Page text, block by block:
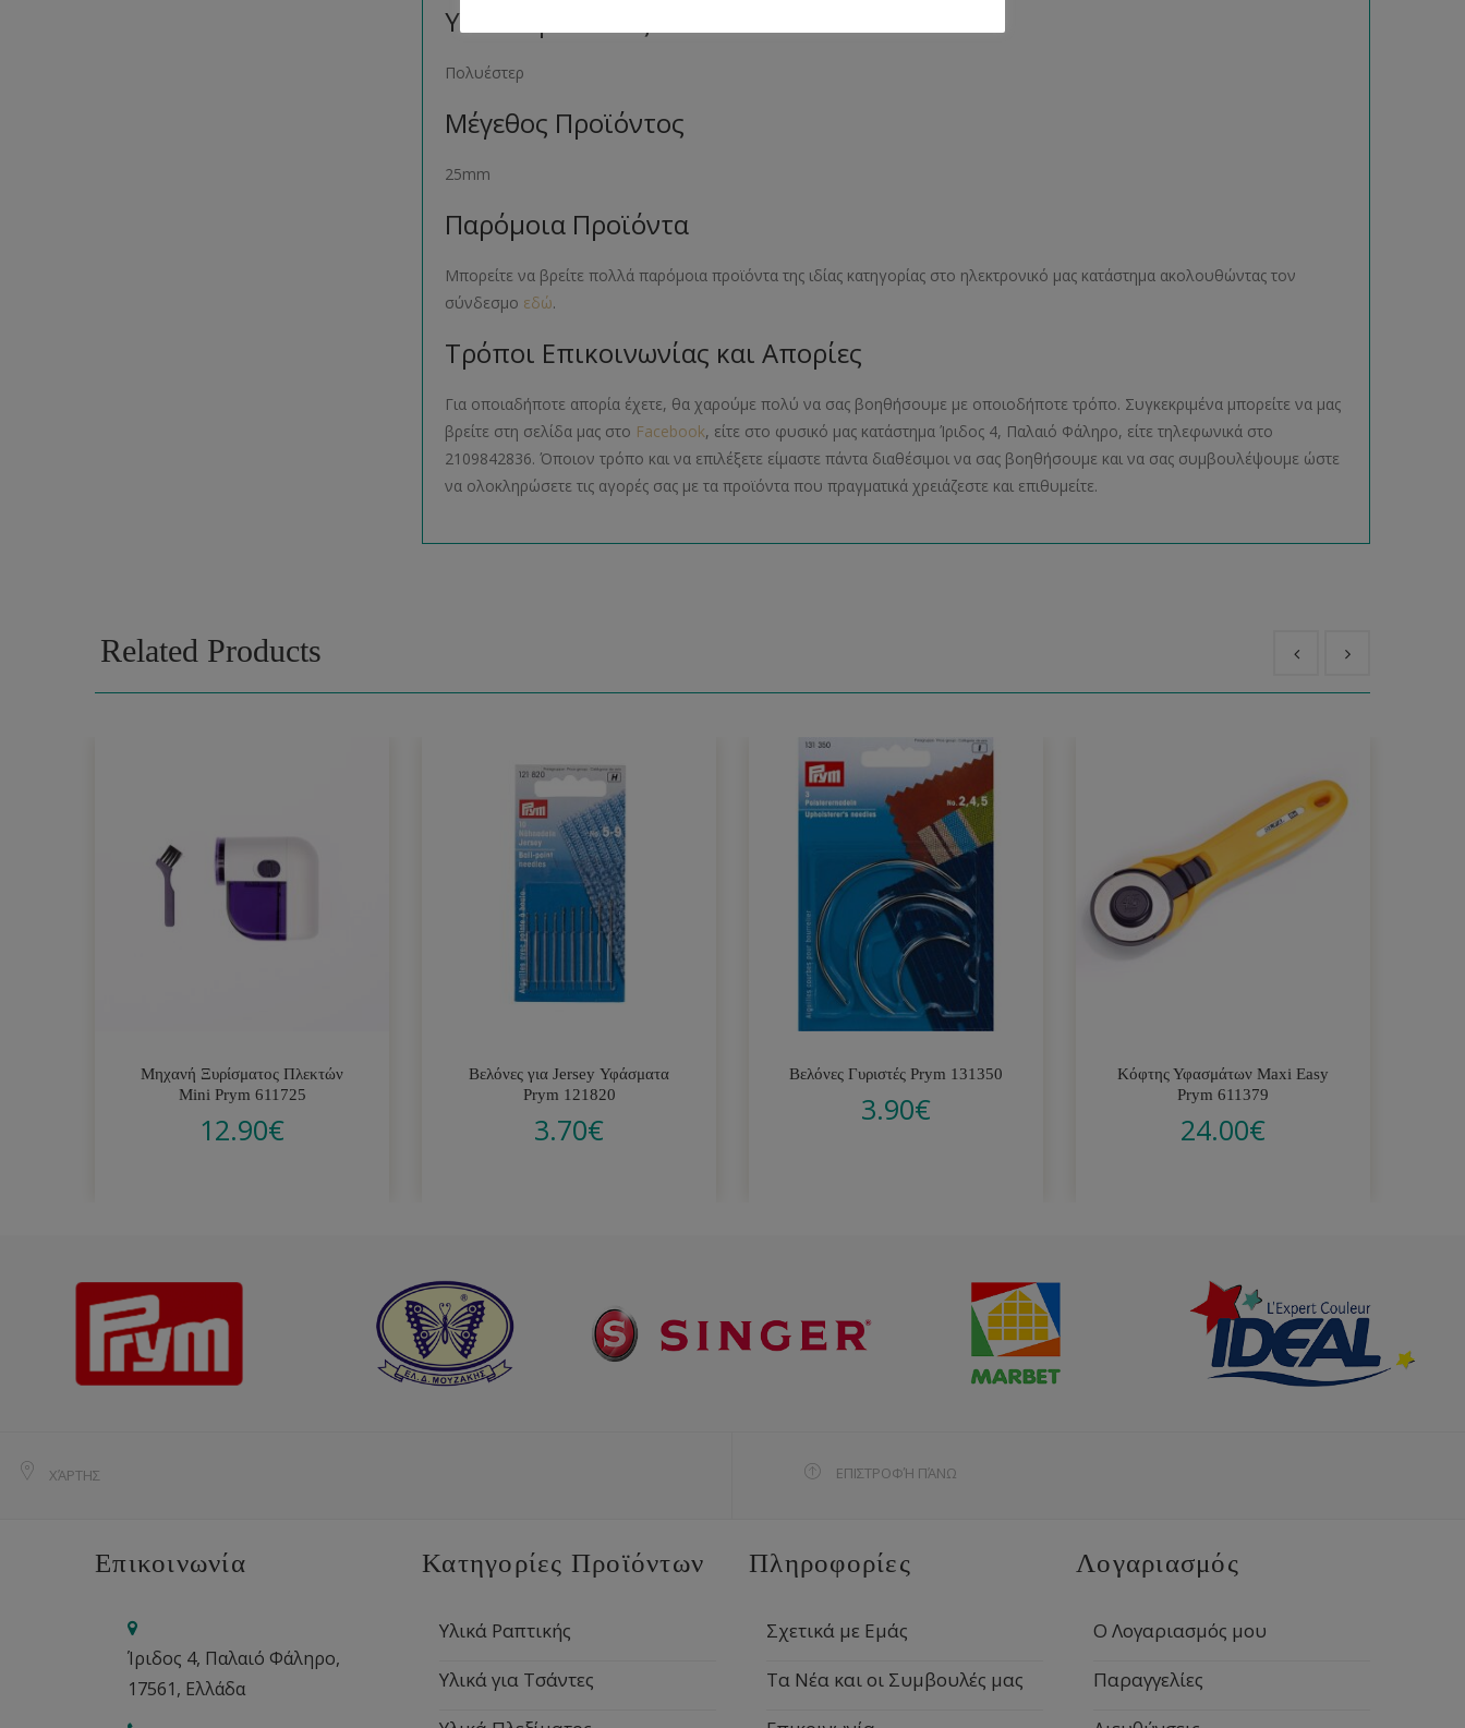
Υλικό Προϊόντος
Πολυέστερ
Μέγεθος Προϊόντος
25mm
Παρόμοια Προϊόντα
Μπορείτε να βρείτε πολλά παρόμοια προϊόντα της ιδίας κατηγορίας στο ηλεκτρονικό μας κατάστημα ακολουθώντας τον
σύνδεσμο εδώ.
Τρόποι Επικοινωνίας και Απορίες
Για οποιαδήποτε απορία έχετε, θα χαρούμε πολύ να σας βοηθήσουμε με οποιοδήποτε τρόπο. Συγκεκριμένα μπορείτε να μας
βρείτε στη σελίδα μας στο Facebook, είτε στο φυσικό μας κατάστημα Ίριδος 4, Παλαιό Φάληρο, είτε τηλεφωνικά στο
2109842836. Όποιον τρόπο και να επιλέξετε είμαστε πάντα διαθέσιμοι να σας βοηθήσουμε και να σας συμβουλέψουμε ώστε
να ολοκληρώσετε τις αγορές σας με τα προϊόντα που πραγματικά χρειάζεστε και επιθυμείτε.
Related Products
Μηχανή Ξυρίσματος Πλεκτών
Mini Prym 611725
12.90€
Βελόνες για Jersey Υφάσματα
Prym 121820
3.70€
Βελόνες Γυριστές Prym 131350
3.90€
Κόφτης Υφασμάτων Maxi Easy
Prym 611379
24.00€
ΧΆΡΤΗΣ ΕΠΙΣΤΡΟΦΉ ΠΆΝΩ
Επικοινωνία
Ίριδος 4, Παλαιό Φάληρο,
17561, Ελλάδα
Κατηγορίες Προϊόντων
Υλικά Ραπτικής
Υλικά για Τσάντες
Πληροφορίες
Σχετικά με Εμάς
Τα Νέα και οι Συμβουλές μας
Λογαριασμός
Ο Λογαριασμός μου
Παραγγελίες